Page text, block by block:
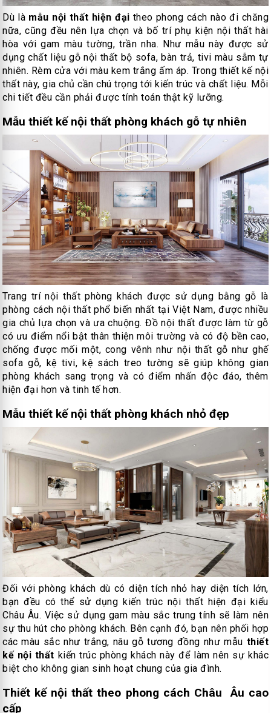
Dù là mẫu nội thất hiện đại theo phong cách nào đi chăng
nữa, cũng đều nên lựa chọn và bố trí phụ kiện nội thất hài
hòa với gam màu tường, trần nha. Như mẫu này được sử
dụng chất liệu gỗ nội thất bộ sofa, bàn trả, tivi màu sẫm tự
nhiên. Rèm cửa với màu kem trắng ấm áp. Trong thiết kế nội
thất này, gia chủ cần chú trọng tới kiến trúc và chất liệu. Mỗi
chi tiết đều cần phải được tính toán thật kỹ lưỡng.
Mẫu thiết kế nội thất phòng khách gỗ tự nhiên
Trang trí nội thất phòng khách được sử dụng bằng gỗ là
phòng cách nội thất phổ biến nhất tại Việt Nam, được nhiều
gia chủ lựa chọn và ưa chuộng. Đồ nội thất được làm từ gỗ
có ưu điểm nổi bật thân thiện môi trường và có độ bền cao,
chống được mối một, cong vênh như nội thất gỗ như ghế
sofa gỗ, kệ tivi, kệ sách treo tường sẽ giúp không gian
phòng khách sang trọng và có điểm nhấn độc đáo, thêm
hiện đại hơn và tinh tế hơn.
Mẫu thiết kế nội thất phòng khách nhỏ đẹp
Đối với phòng khách dù có diện tích nhỏ hay diện tích lớn,
bạn đều có thể sử dụng kiến trúc nội thất hiện đại kiểu
Châu Âu. Việc sử dụng gam màu sắc trung tính sẽ làm nên
sự thu hút cho phòng khách. Bên cạnh đó, bạn nên phối hợp
các màu sắc như trắng, nâu gỗ tương đồng như mẫu thiết
kế nội thất kiến trúc phòng khách này để làm nên sự khác
biệt cho không gian sinh hoạt chung của gia đình.
Thiết kế nội thất theo phong cách Châu Âu cao
cấp